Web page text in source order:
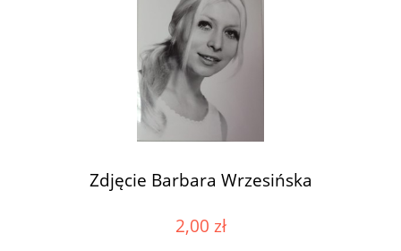
Zdjęcie Barbara Wrzesińska
2,00 zł